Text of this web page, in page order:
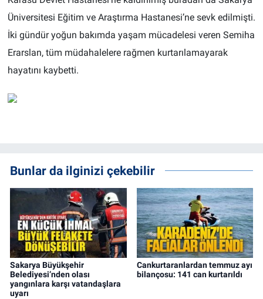
Üniversitesi Eğitim ve Araştırma Hastanesi’ne sevk edilmişti.
İki gündür yoğun bakımda yaşam mücadelesi veren Semiha
Erarslan, tüm müdahalelere rağmen kurtarılamayarak
hayatını kaybetti.
Bunlar da ilginizi çekebilir
Sakarya Büyükşehir
Belediyesi’nden olası
yangınlara karşı vatandaşlara
uyarı
Cankurtaranlardan temmuz ayı
bilançosu: 141 can kurtarıldı